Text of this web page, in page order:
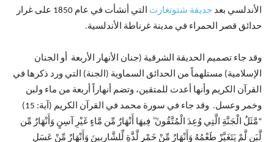
الأندلسي بعد حديقة شتوتغارت
التي أنشأت في عام 1850 على غرار
حدائق قصر الحمراء في مدينة غرناطة الأندلسية.
وقد جاء تصميم الحديقة الشرقية (جنان الأنهار الأربعة أو الجنان
الإسلامية) مستلهماً من الحدائق السماوية (الجنة) التي ورد ذكرها في
القرآن الكريم وأنها أعدت للمتقين، وتضم أنهاراً أربعة من ماء ولبن
وخمر وعسل. وقد جاء في سورة محمد في القرآن الكريم (آية: 15)
“مَّثَلُ الْجَنَّةِ الَّتِي وُعِدَ الْمُتَّقُونَ ۖ فِيهَا أَنْهَارٌ مِّن مَّاءٍ غَيْرِ آسِنٍ وَأَنْهَارٌ مِّن
لَّبَنٍ لَّمْ يَتَغَيَّرْ طَعْمُهُ وَأَنْهَارٌ مِّنْ خَمْرٍ لَّذَّةٍ لِّلشَّارِبِينَ وَأَنْهَارٌ مِّنْ عَسَلٍ